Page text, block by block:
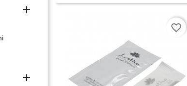


favorite_border